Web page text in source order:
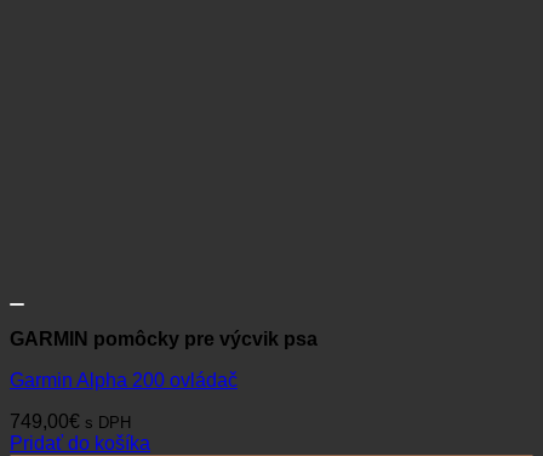
GARMIN pomôcky pre výcvik psa
Garmin Alpha 200 ovládač
749,00€ s DPH
Pridať do košíka